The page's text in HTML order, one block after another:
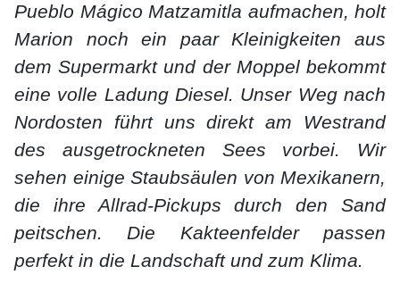
Pueblo Mágico Matzamitla aufmachen, holt
Marion noch ein paar Kleinigkeiten aus
dem Supermarkt und der Moppel bekommt
eine volle Ladung Diesel. Unser Weg nach
Nordosten führt uns direkt am Westrand
des ausgetrockneten Sees vorbei. Wir
sehen einige Staubsäulen von Mexikanern,
die ihre Allrad-Pickups durch den Sand
peitschen. Die Kakteenfelder passen
perfekt in die Landschaft und zum Klima.